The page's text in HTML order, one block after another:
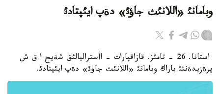
وبامانئ «اللانئث جاؤئ» دةپ ايئپتادئ
استانا. 26 - تامئز. قازاقپارات - اأستراليالئق شةيح ا ق ش
پرةزيدةنتئ باراك وبامانئ «اللانئث جاؤئ» دةپ ايئپتادئ.